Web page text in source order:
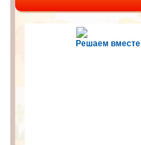
Решаем вместе